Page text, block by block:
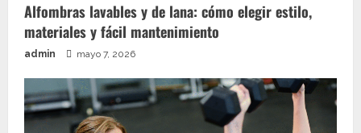
Alfombras lavables y de lana: cómo elegir estilo,
materiales y fácil mantenimiento
admin mayo 7, 2026